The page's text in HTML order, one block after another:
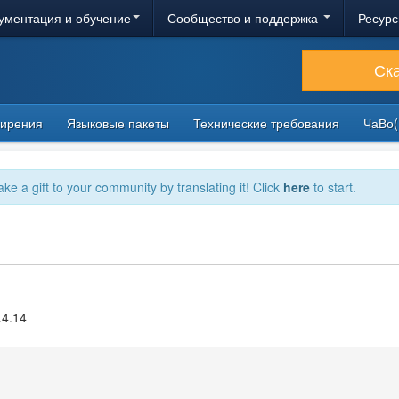
и обучение Сообщество и поддержка
Языковые пакеты Технические требования
a gift to your community by translating it! Click here to start.